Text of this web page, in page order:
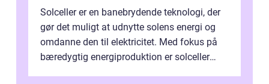
Solceller er en banebrydende teknologi, der
gør det muligt at udnytte solens energi og
omdanne den til elektricitet. Med fokus på
bæredygtig energiproduktion er solceller